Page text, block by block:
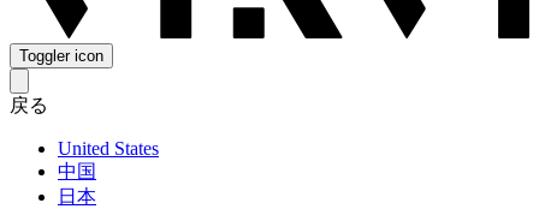
Toggler icon
戻る
United States
中国
日本